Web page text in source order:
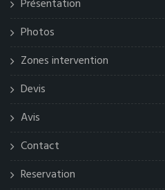
Présentation
Photos
Zones intervention
Devis
Avis
Contact
Reservation